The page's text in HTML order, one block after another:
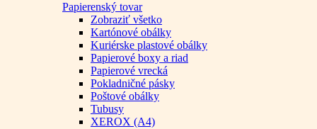
Papierenský tovar
Zobraziť všetko
Kartónové obálky
Kuriérske plastové obálky
Papierové boxy a riad
Papierové vrecká
Pokladničné pásky
Poštové obálky
Tubusy
XEROX (A4)